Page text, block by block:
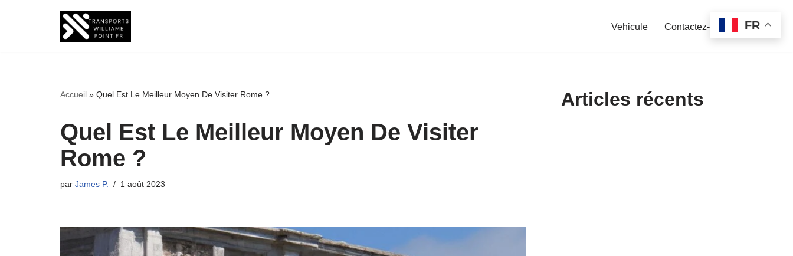
Vehicule Contactez-nous
Accueil » Quel Est Le Meilleur Moyen De Visiter Rome ?
Quel Est Le Meilleur Moyen De Visiter
Rome ?
par James P. 1 août 2023
Articles récents
FR